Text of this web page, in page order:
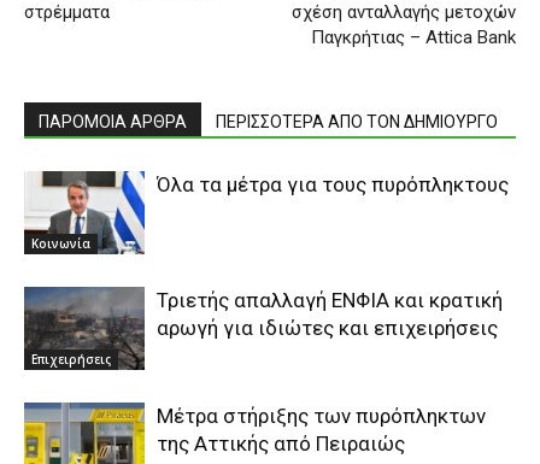
στρέμματα
σχέση ανταλλαγής μετοχών
Παγκρήτιας – Attica Bank
ΠΑΡΟΜΟΙΑ ΑΡΘΡΑ ΠΕΡΙΣΣΟΤΕΡΑ ΑΠΟ ΤΟΝ ΔΗΜΙΟΥΡΓΟ
Κοινωνία
Όλα τα μέτρα για τους πυρόπληκτους
Επιχειρήσεις
Τριετής απαλλαγή ΕΝΦΙΑ και κρατική
αρωγή για ιδιώτες και επιχειρήσεις
Μέτρα στήριξης των πυρόπληκτων
της Αττικής από Πειραιώς